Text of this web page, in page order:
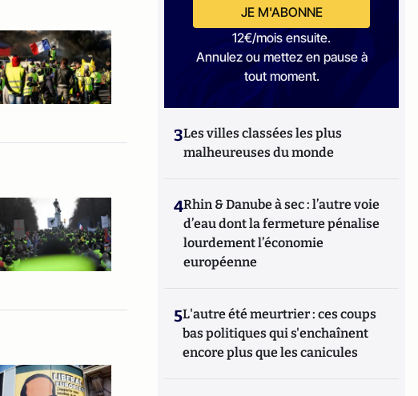
JE M'ABONNE
12€/mois ensuite.
Annulez ou mettez en pause à
tout moment.
3Les villes classées les plus
malheureuses du monde
4Rhin & Danube à sec : l’autre voie
d’eau dont la fermeture pénalise
lourdement l’économie
européenne
5L'autre été meurtrier : ces coups
bas politiques qui s'enchaînent
encore plus que les canicules